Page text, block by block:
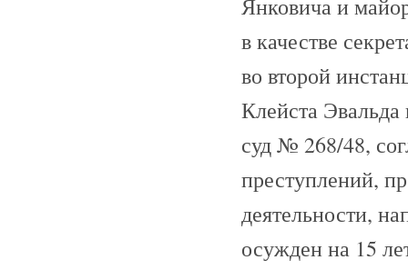
Янковича и
в качестве
во второй
Клейста Эвальда
суд № 268/48,
преступлений,
деятельности,
осужден на 15